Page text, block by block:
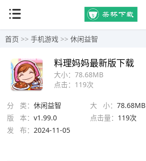
首页 >> 手机游戏 >> 休闲益智
大小： 78.68MB
点击： 119次
料理妈妈最新版下载
分 类： 休闲益智 大 小： 78.68MB
版 本： v1.99.0 点击量： 119次
发 布： 2024-11-05